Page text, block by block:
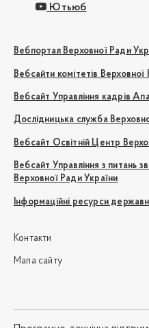
Ютьюб
Вебпортал Верховної Ради
Вебсайти комітетів Верховної
Вебсайт Управління кадрів
Дослідницька служба
Вебсайт Освітній Центр
Вебсайт Управління з питань
Верховної Ради України
Інформаційні ресурси
Контакти
Мапа сайту